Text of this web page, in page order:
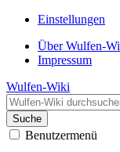
Einstellungen
Über Wulfen-
Impressum
Wulfen-Wiki
Suche
Benutzermenü